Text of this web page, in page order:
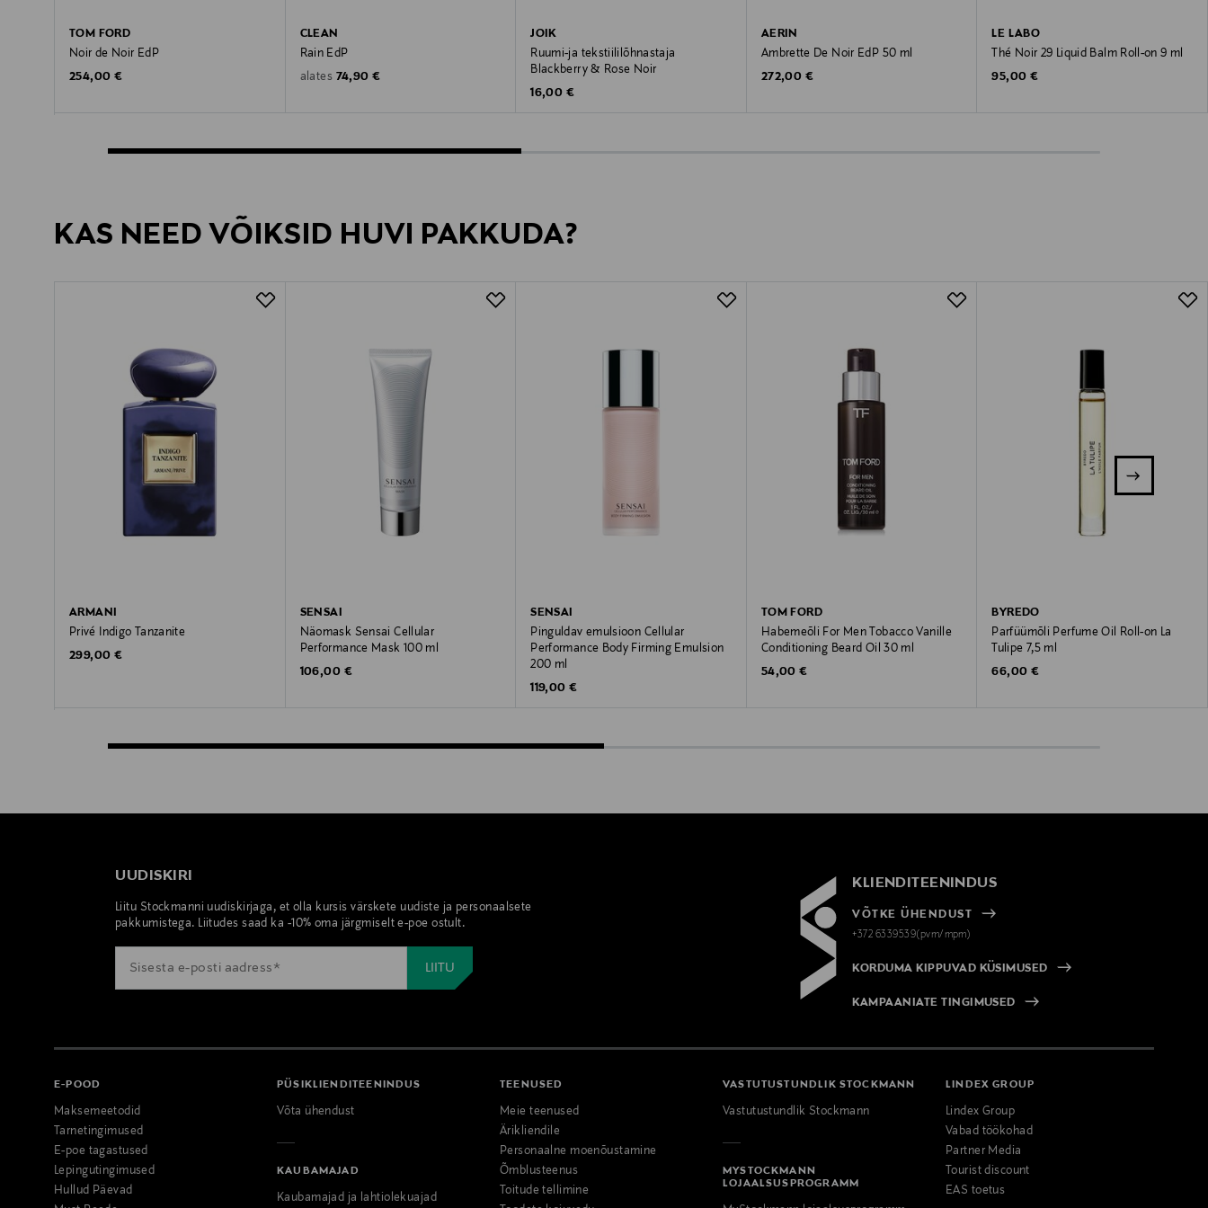
TOM FORD
Noir de Noir EdP
Original Price
254,00 €
CLEAN
Rain EdP
alates Original Price
74,90 €
JOIK
Ruumi-ja tekstiililõhnastaja
Blackberry & Rose Noir
Original Price
16,00 €
AERIN
Ambrette De Noir EdP 50 ml
Original Price
272,00 €
LE LABO
Thé Noir 29 Liquid Balm Roll-on 9 ml
Original Price
95,00 €
KAS NEED VÕIKSID HUVI PAKKUDA?
ARMANI
Privé Indigo Tanzanite
Original Price
299,00 €
SENSAI
Näomask Sensai Cellular
Performance Mask 100 ml
Original Price
106,00 €
SENSAI
Pinguldav emulsioon Cellular
Performance Body Firming Emulsion
200 ml
Original Price
119,00 €
TOM FORD
Habemeõli For Men Tobacco Vanille
Conditioning Beard Oil 30 ml
Original Price
54,00 €
BYREDO
Parfüümõli Perfume Oil Roll-on La
Tulipe 7,5 ml
Original Price
66,00 €
UUDISKIRI
Liitu Stockmanni uudiskirjaga, et olla kursis värskete uudiste ja personaalsete
pakkumistega. Liitudes saad ka -10% oma järgmiselt e-poe ostult.
KLIENDITEENINDUS
VÕTKE ÜHENDUST
+372 6339539(pvm/mpm)
KORDUMA KIPPUVAD KÜSIMUSED
KAMPAANIATE TINGIMUSED
E-POOD
Maksemeetodid
Tarnetingimused
E-poe tagastused
Lepingutingimused
Hullud Päevad
PÜSIKLIENDITEENINDUS
Võta ühendust
KAUBAMAJAD
Kaubamajad ja lahtiolekuajad
TEENUSED
Meie teenused
Ärikliendile
Personaalne moenõustamine
Õmblusteenus
Toitude tellimine
VASTUTUSTUNDLIK STOCKMANN
Vastutustundlik Stockmann
MYSTOCKMANN
LOJAALSUSPROGRAMM
LINDEX GROUP
Lindex Group
Vabad töökohad
Partner Media
Tourist discount
EAS toetus